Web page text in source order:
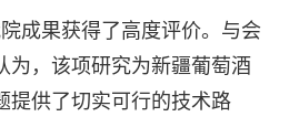
果获得了高度评价。与会
为，该项研究为新疆葡萄酒
提供了切实可行的技术路